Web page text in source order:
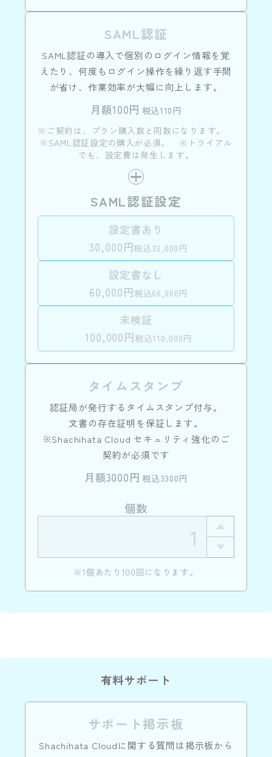
SAML認証
SAML認証の導入で個別のログイン情報を覚
えたり、何度もログイン操作を繰り返す手間
が省け、作業効率が大幅に向上します。
月額100円 税込110円
※ご契約は、プラン購入数と同数になります。
※SAML認証設定の購入が必須。 ※トライアル
でも、設定費は発生します。
SAML認証設定
設定書あり
30,000円税込33,000円
設定書なし
60,000円税込66,000円
未検証
100,000円税込110,000円
タイムスタンプ
認証局が発行するタイムスタンプ付与。
文書の存在証明を保証します。
※Shachihata Cloud セキュリティ強化のご
契約が必須です
月額3000円 税込3300円
個数
※1個あたり100回になります。
有料サポート
サポート掲示板
Shachihata Cloudに関する質問は掲示板から